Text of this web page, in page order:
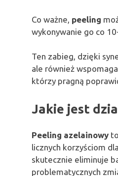
Co ważne, peeling
wykonywanie go co
Ten zabieg, dzięki
ale również
którzy pragną
Jakie jest
Peeling azelainowy
licznych korzyściom
skutecznie eliminuje
problematycznych